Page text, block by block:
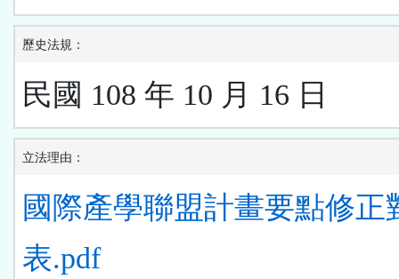
歷史法規：
民國 108 年 10 月 16 日
立法理由：
國際產學聯盟計畫要點修正
表.pdf